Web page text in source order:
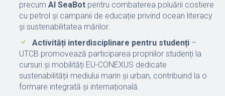
precum AI SeaBotpentru combaterea poluării costiere
cu petrol și campanii de educație privind ocean literacy
și sustenabilitatea mărilor.
Activități interdisciplinare pentru studenți–
UTCB promovează participarea propriilor studenți la
cursuri și mobilități EU-CONEXUS dedicate
sustenabilității mediului marin și urban, contribuind la o
formare integrată și internațională.